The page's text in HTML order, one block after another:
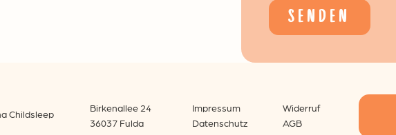
SENDEN
Childsleep
Birkenallee 24
36037 Fulda
Impressum
Datenschutz
Widerruf
AGB